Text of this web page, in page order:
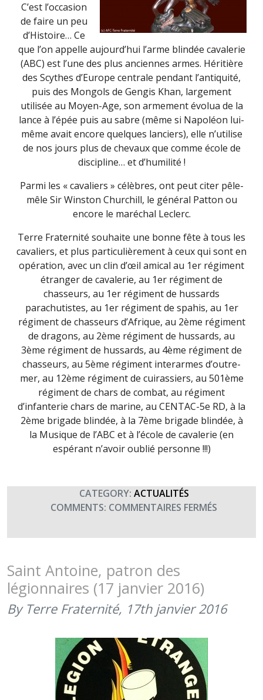
C’est l’occasion
de faire un peu
d’Histoire… Ce
que l’on appelle aujourd’hui l’arme blindée cavalerie
(ABC) est l’une des plus anciennes armes. Héritière
des Scythes d’Europe centrale pendant l’antiquité,
puis des Mongols de Gengis Khan, largement
utilisée au Moyen-Age, son armement évolua de la
lance à l’épée puis au sabre (même si Napoléon lui-
même avait encore quelques lanciers), elle n’utilise
de nos jours plus de chevaux que comme école de
discipline… et d’humilité !
Parmi les « cavaliers » célèbres, ont peut citer pêle-
mêle Sir Winston Churchill, le général Patton ou
encore le maréchal Leclerc.
Terre Fraternité souhaite une bonne fête à tous les
cavaliers, et plus particulièrement à ceux qui sont en
opération, avec un clin d’œil amical au 1er régiment
étranger de cavalerie, au 1er régiment de
chasseurs, au 1er régiment de hussards
parachutistes, au 1er régiment de spahis, au 1er
régiment de chasseurs d’Afrique, au 2ème régiment
de dragons, au 2ème régiment de hussards, au
3ème régiment de hussards, au 4ème régiment de
chasseurs, au 5ème régiment interarmes d’outre-
mer, au 12ème régiment de cuirassiers, au 501ème
régiment de chars de combat, au régiment
d’infanterie chars de marine, au CENTAC-5e RD, à la
2ème brigade blindée, à la 7ème brigade blindée, à
la Musique de l’ABC et à l’école de cavalerie (en
espérant n’avoir oublié personne !!!)
CATEGORY: ACTUALITÉS
COMMENTS: COMMENTAIRES FERMÉS
GEORGES,
AVRIL
Saint Antoine, patron des
légionnaires (17 janvier 2016)
By Terre Fraternité, 17th janvier 2016